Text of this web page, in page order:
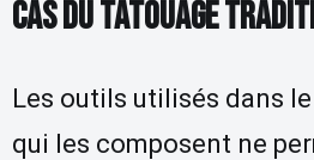
CAS DU TATOUAGE
Les outils utilisés dans
qui les composent ne